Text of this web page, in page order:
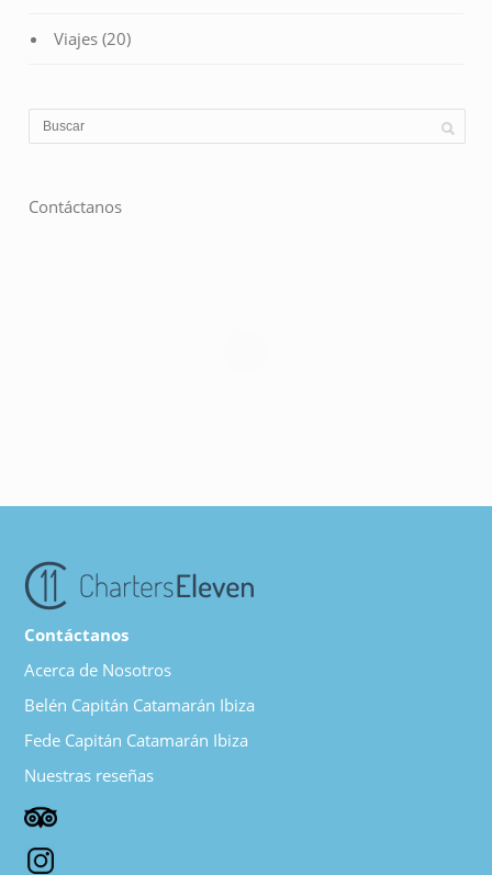
Viajes (20)
Contáctanos
Contáctanos
Acerca de Nosotros
Belén Capitán Catamarán Ibiza
Fede Capitán Catamarán Ibiza
Nuestras reseñas